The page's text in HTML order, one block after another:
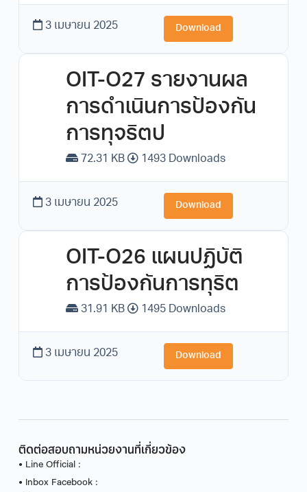
3 เมษายน 2025 Download
OIT-O27 รายงานผล
การดำเนินการป้องกัน
การทุจริตป
72.31 KB 1493 Downloads
3 เมษายน 2025 Download
OIT-O26 แผนปฏิบัติ
การป้องกันการทุริต
31.91 KB 1495 Downloads
3 เมษายน 2025 Download
ติดต่อสอบถามหน่วยงานที่เกี่ยวข้อง
• Line Official :
• Inbox Facebook :